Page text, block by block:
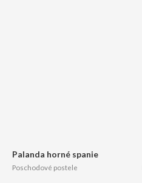
Palanda horné spanie
Poschodové postele